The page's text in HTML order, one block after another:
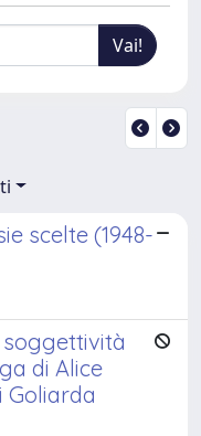
scelte (1948-
soggettività
di Alice
Goliarda